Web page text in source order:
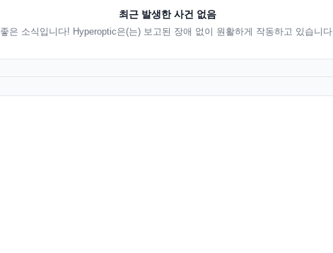
최근 발생한 사건 없음
좋은 소식입니다! Hyperoptic은(는) 보고된 장애 없이 원활하게 작동하고 있습니다.